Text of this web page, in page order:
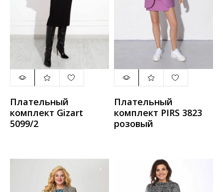
Плательный
комплект Gizart
5099/2
Плательный
комплект PIRS 3823
розовый